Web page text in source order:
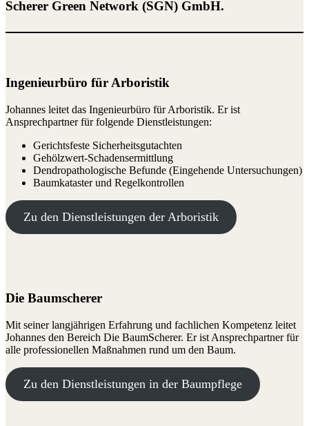
Scherer Green Network (SGN) GmbH.
Ingenieurbüro für Arboristik
Johannes leitet das Ingenieurbüro für Arboristik. Er ist
Ansprechpartner für folgende Dienstleistungen:
Gerichtsfeste Sicherheitsgutachten
Gehölzwert-Schadensermittlung
Dendropathologische Befunde (Eingehende Untersuchungen)
Baumkataster und Regelkontrollen
Zu den Dienstleistungen der Arboristik
Die Baumscherer
Mit seiner langjährigen Erfahrung und fachlichen Kompetenz leitet
Johannes den Bereich Die BaumScherer. Er ist Ansprechpartner für
alle professionellen Maßnahmen rund um den Baum.
Zu den Dienstleistungen in der Baumpflege